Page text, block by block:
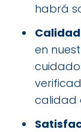
habrá
en
calidad